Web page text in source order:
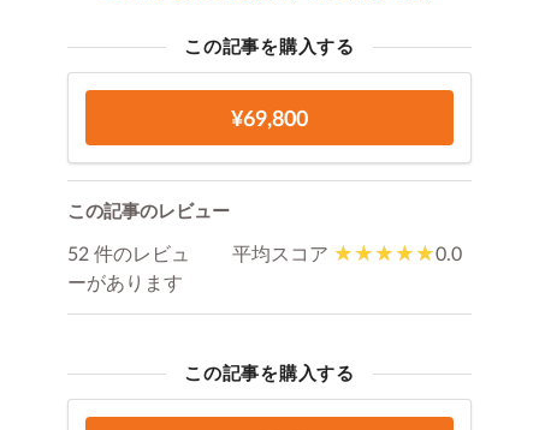
この記事を購入する
¥69,800
この記事のレビュー
52 件のレビュ
ーがあります
平均スコア 0.0
この記事を購入する